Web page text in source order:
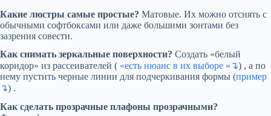
Какие люстры самые простые? Матовые. Их можно отснять с
обычными софтбоксами или даже большими зонтами без
зазрения совести.
Как снимать зеркальные поверхности? Создать «белый
коридор» из рассеивателей ( «есть нюанс в их выборе «↴) , а по
нему пустить черные линии для подчеркивания формы (пример
↴) .
Как сделать прозрачные плафоны прозрачными?